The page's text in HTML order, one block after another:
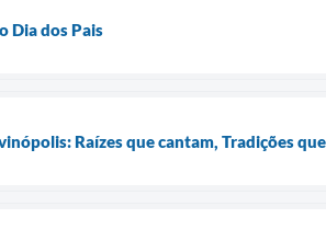
Dia dos Pais
Raízes que cantam, Tradições